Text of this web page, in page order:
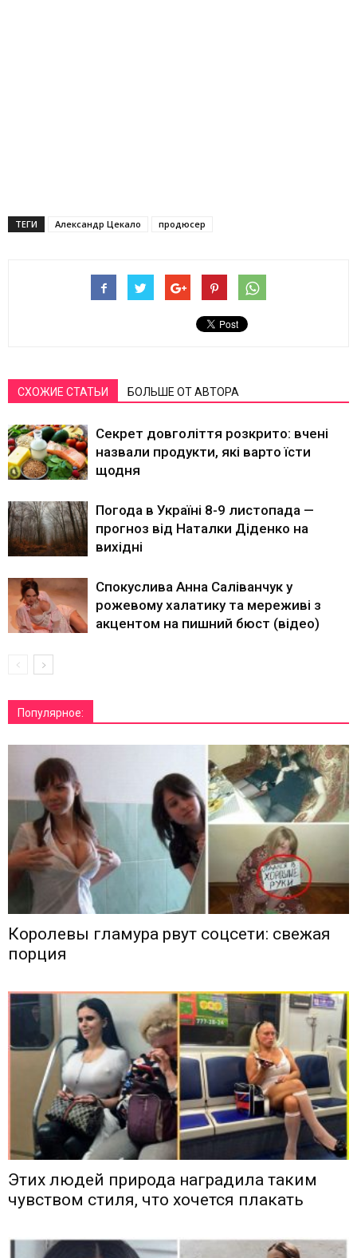
ТЕГИ Александр Цекало продюсер
СХОЖИЕ СТАТЬИ БОЛЬШЕ ОТ АВТОРА
Секрет довголіття розкрито: вчені
назвали продукти, які варто їсти
щодня
Погода в Україні 8-9 листопада —
прогноз від Наталки Діденко на
вихідні
Спокуслива Анна Саліванчук у
рожевому халатику та мереживі з
акцентом на пишний бюст (відео)
Популярное:
Королевы гламура рвут соцсети: свежая
порция
Этих людей природа наградила таким
чувством стиля, что хочется плакать